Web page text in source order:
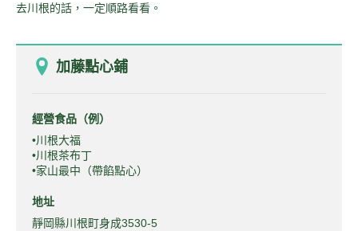
去川根的話，一定順路看看。
加藤點心鋪
經營食品（例）
•川根大福
•川根茶布丁
•家山最中（帶餡點心）
地址
靜岡縣川根町身成3530-5